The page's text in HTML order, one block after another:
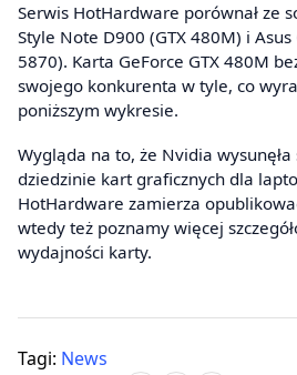
Serwis HotHardware porównał ze
Style Note D900 (GTX 480M) i Asus
5870). Karta GeForce GTX 480M
swojego konkurenta w tyle, co
poniższym wykresie.
Wygląda na to, że Nvidia
dziedzinie kart graficznych dla
HotHardware zamierza
wtedy też poznamy więcej
wydajności karty.
Tagi: News